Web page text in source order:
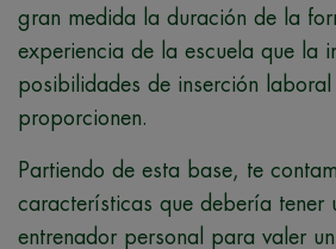
gran medida la duración de la
experiencia de la escuela que la
posibilidades de inserción laboral
proporcionen.
Partiendo de esta base, te
características que debería tener
entrenador personal para valer